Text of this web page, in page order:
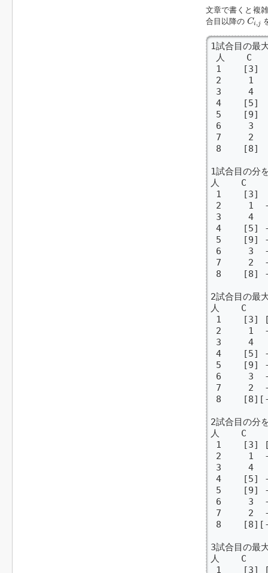
文章で書くと複
合目以降の Ci,j
Ci,j
1試合目の最
人    C
1    [3]
2     1
3     4
4    [5]
5    [9]
6     3
7     2
8    [8]
1試合目の分
人    C
1    [3]  6
2     1
3     4   1
4    [5]
5    [9] -5
6     3
7     2  -6
8    [8]
2試合目の最
人    C
1    [3]
2     1
3     4
4    [5]
5    [9]
6     3
7     2
8
2試合目の分
人    C
1    [3]
2     1
3     4
4    [5]
5    [9] -5
6     3
7     2
8
3試合目の最
人    C
1    [3]